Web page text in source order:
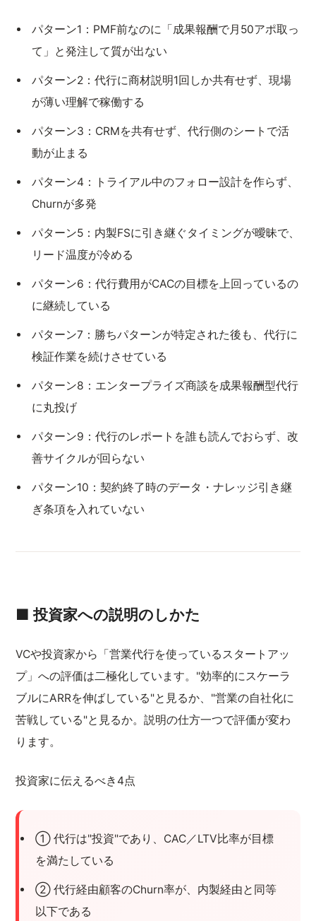
パターン1：PMF前なのに「成果報酬で月50アポ取っ
て」と発注して質が出ない
パターン2：代行に商材説明1回しか共有せず、現場
が薄い理解で稼働する
パターン3：CRMを共有せず、代行側のシートで活
動が止まる
パターン4：トライアル中のフォロー設計を作らず、
Churnが多発
パターン5：内製FSに引き継ぐタイミングが曖昧で、
リード温度が冷める
パターン6：代行費用がCACの目標を上回っているの
に継続している
パターン7：勝ちパターンが特定された後も、代行に
検証作業を続けさせている
パターン8：エンタープライズ商談を成果報酬型代行
に丸投げ
パターン9：代行のレポートを誰も読んでおらず、改
善サイクルが回らない
パターン10：契約終了時のデータ・ナレッジ引き継
ぎ条項を入れていない
■ 投資家への説明のしかた
VCや投資家から「営業代行を使っているスタートアッ
プ」への評価は二極化しています。"効率的にスケーラ
ブルにARRを伸ばしている"と見るか、"営業の自社化に
苦戦している"と見るか。説明の仕方一つで評価が変わ
ります。
投資家に伝えるべき4点
① 代行は"投資"であり、CAC／LTV比率が目標
を満たしている
② 代行経由顧客のChurn率が、内製経由と同等
以下である